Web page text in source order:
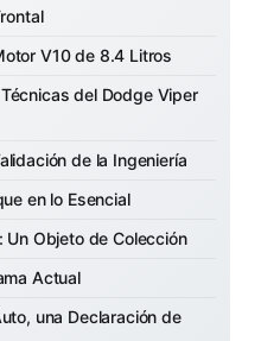
V10 de 8.4 Litros
del Dodge Viper
de la Ingeniería
en lo Esencial
Objeto de Colección
Actual
una Declaración de